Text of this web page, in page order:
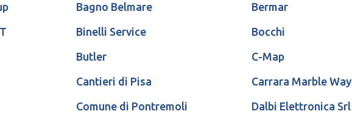
Bagno Belmare Bermar
Binelli Service Bocchi
Butler C-Map
Cantieri di Pisa Carrara Marble Way
Comune di Pontremoli Dalbi Elettronica Srl